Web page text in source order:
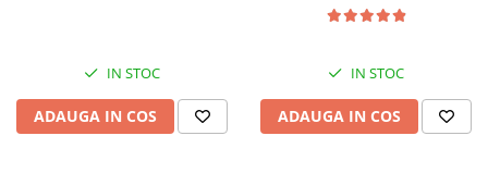
IN STOC
ADAUGA IN COS
IN STOC
ADAUGA IN COS